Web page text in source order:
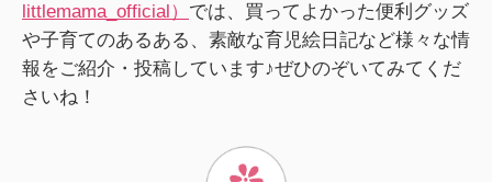
littlemama_official） では、買ってよかった便利グッズ
や子育てのあるある、素敵な育児絵日記など様々な情
報をご紹介・投稿しています♪ぜひのぞいてみてくだ
さいね！